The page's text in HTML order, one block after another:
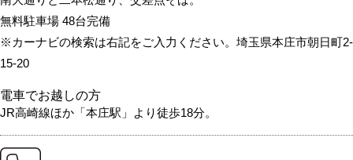
無料駐車場 48台完備
※カーナビの検索は右記をご入力ください。埼玉県本庄市朝日町2-
15-20
電車でお越しの方
JR高崎線ほか「本庄駅」より徒歩18分。